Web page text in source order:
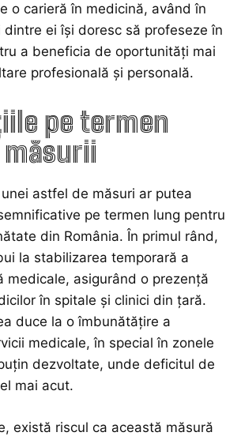
o carieră în medicină, având în
ei își doresc să profeseze în
a beneficia de oportunități mai
profesională și personală.
pe termen
măsurii
astfel de măsuri ar putea
pe termen lung pentru
din România. În primul rând,
la stabilizarea temporară a
medicale, asigurând o prezență
în spitale și clinici din țară.
duce la o îmbunătățire a
medicale, în special în zonele
dezvoltate, unde deficitul de
mai acut.
există riscul ca această măsură